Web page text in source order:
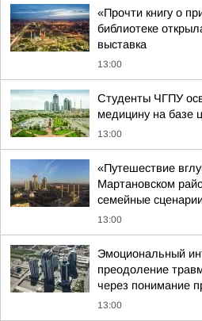
«Прочти книгу о
библиотеке
выставка
13:00
Студенты ЧГПУ
медицину на базе
13:00
«Путешествие
Мартановском
семейные
13:00
Эмоциональный
преодоление
через понимание
13:00